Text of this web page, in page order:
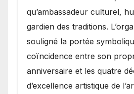
qu’ambassadeur culturel,
gardien des traditions.
souligné la portée
coïncidence entre son
anniversaire et les quatre
d’excellence artistique de